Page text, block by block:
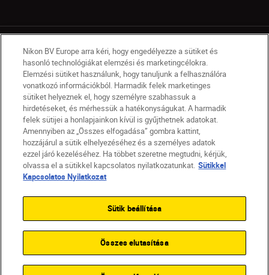
HU Nikon Sites
Lépjen kapcsolatba velünk
Adatvédelmi nyilatkozat
Jogi nyilatkozat
Nikon Store szerződési feltételek
Sütikkel kapcsolatos nyilatkozat
Akadálymentesség
Sütikre vonatkozó beállítások
© 2026 Nikon
Nikon BV Europe arra kéri, hogy engedélyezze a sütiket és
hasonló technológiákat elemzési és marketingcélokra.
Elemzési sütiket használunk, hogy tanuljunk a felhasználóra
vonatkozó információkból. Harmadik felek marketinges
sütiket helyeznek el, hogy személyre szabhassuk a
hirdetéseket, és mérhessük a hatékonyságukat. A harmadik
felek sütijei a honlapjainkon kívül is gyűjthetnek adatokat.
Amennyiben az „Összes elfogadása” gombra kattint,
hozzájárul a sütik elhelyezéséhez és a személyes adatok
ezzel járó kezeléséhez. Ha többet szeretne megtudni, kérjük,
olvassa el a sütikkel kapcsolatos nyilatkozatunkat. Sütikkel
Kapcsolatos Nyilatkozat
Sütik beállítása
Összes elutasítása